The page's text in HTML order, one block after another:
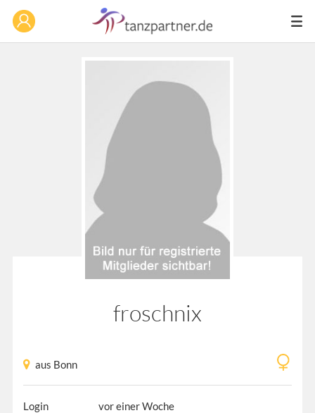
froschnix
aus Bonn
Login
vor einer Woche